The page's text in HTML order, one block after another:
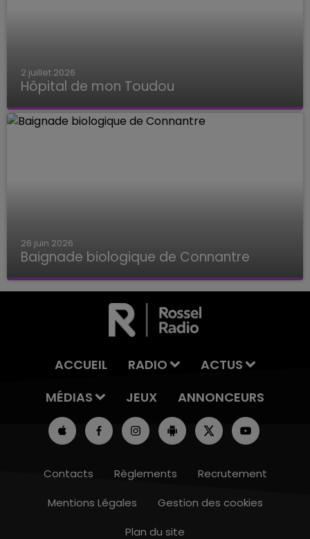
10h00 - 14h00
2 juillet 2026
Hôpital de mon Toudou
Hôpital de mon Toudou
26 juin 2026
Baignade biologique de Connantre
Baignade biologique de Connantre
ACCUEIL RADIO
ACTUS
MÉDIAS
JEUX ANNONCEURS
Contacts Règlements
Recrutement
Mentions Légales
Gestion des cookies
Plan du site